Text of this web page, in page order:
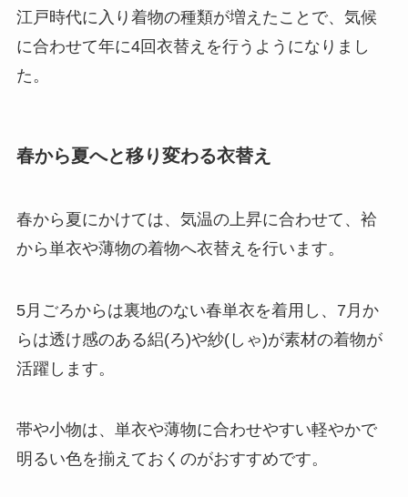
江戸時代に入り着物の種類が増えたことで、気候
に合わせて年に4回衣替えを行うようになりまし
た。
春から夏へと移り変わる衣替え
春から夏にかけては、気温の上昇に合わせて、袷
から単衣や薄物の着物へ衣替えを行います。
5月ごろからは裏地のない春単衣を着用し、7月か
らは透け感のある絽(ろ)や紗(しゃ)が素材の着物が
活躍します。
帯や小物は、単衣や薄物に合わせやすい軽やかで
明るい色を揃えておくのがおすすめです。